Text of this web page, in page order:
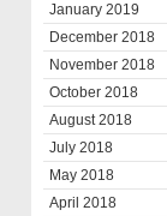
January 2019
December 2018
November 2018
October 2018
August 2018
July 2018
May 2018
April 2018